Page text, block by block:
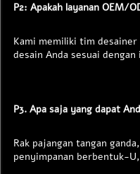
P2: Apakah layanan OEM/
Kami memiliki tim desainer
desain Anda sesuai
P3. Apa saja yang dapat
Rak pajangan tangan
penyimpanan berbentuk-